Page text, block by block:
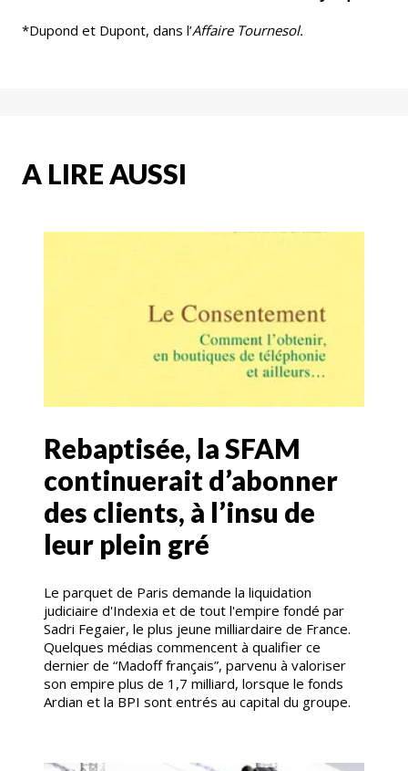
*Dupond et Dupont, dans l’Affaire Tournesol.
A LIRE AUSSI
Rebaptisée, la SFAM
continuerait d’abonner
des clients, à l’insu de
leur plein gré
Le parquet de Paris demande la liquidation
judiciaire d'Indexia et de tout l'empire fondé par
Sadri Fegaier, le plus jeune milliardaire de France.
Quelques médias commencent à qualifier ce
dernier de “Madoff français”, parvenu à valoriser
son empire plus de 1,7 milliard, lorsque le fonds
Ardian et la BPI sont entrés au capital du groupe.